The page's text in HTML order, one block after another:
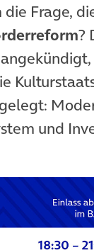
Frage,
?
und